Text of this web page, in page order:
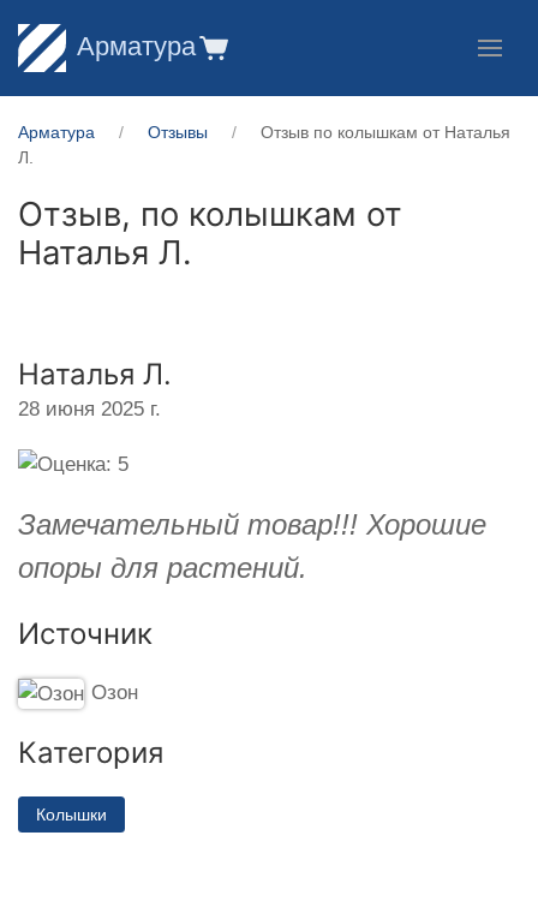
Арматура
Арматура Отзывы
Отзыв по колышкам от Наталья
Л.
Отзыв, по колышкам от
Наталья Л.
Наталья Л.
28 июня 2025 г.
Замечательный товар!!! Хорошие
опоры для растений.
Источник
Озон
Категория
Колышки